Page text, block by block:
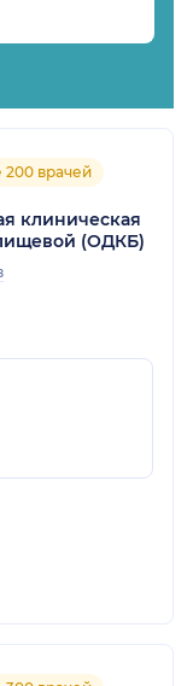
200 врачей
клиническая
(ОДКБ)